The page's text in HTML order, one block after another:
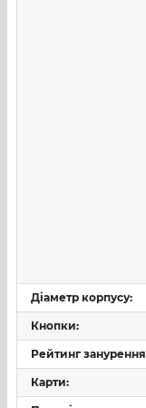
дайвінгу, так і
використання, де
Однією з
. За
, який
повітряну
балонах. Також
встановленими
контроль
дайвінгу це
підвищує
Окремо варто
батиметричними
локацій для
готовності до
просто
комплексним
Діаметр корпусу:
Кнопки:
Рейтинг
Карти: